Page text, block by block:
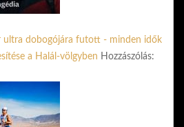
ultra dobogójára futott - minden idők
a Halál-völgyben Hozzászólás: